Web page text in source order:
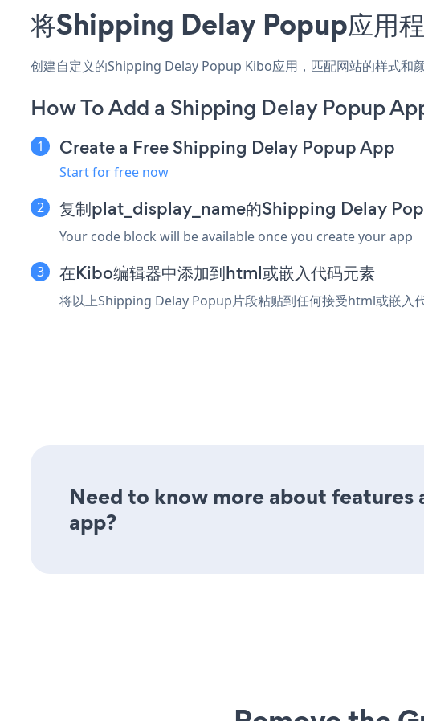
将Shipping Delay Popup应用
创建自定义的Shipping Delay Popup Kibo应用，匹配网站的样式和
How To Add a Shipping Delay Popup
Create a Free Shipping Delay Popup App
Start for free now
复制plat_display_name的Shipping Delay
Your code block will be available once you create your app
在Kibo编辑器中添加到html或嵌入代码元素
将以上Shipping Delay Popup片段粘贴到任何接受html或嵌入
Need to know more about
app?